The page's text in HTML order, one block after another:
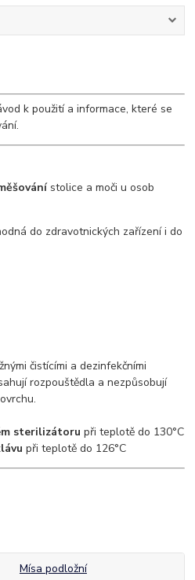
k použití a informace, které se
stolice a moči u osob
do zdravotnických zařízení i do
čistícími a dezinfekčními
rozpouštědla a nezpůsobují
sterilizátoru při teplotě do 130°C
při teplotě do 126°C
Mísa podložní